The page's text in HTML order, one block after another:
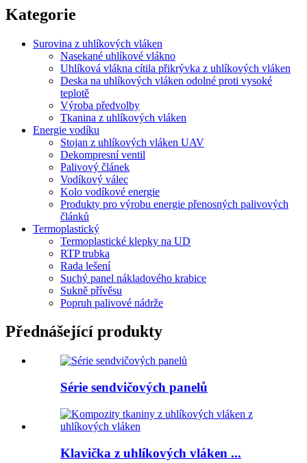
Kategorie
Surovina z uhlíkových vláken
Nasekané uhlíkové vlákno
Uhlíková vlákna cítila přikrývka z uhlíkových vláken
Deska na uhlíkových vláken odolné proti vysoké
teplotě
Výroba předvolby
Tkanina z uhlíkových vláken
Energie vodíku
Stojan z uhlíkových vláken UAV
Dekompresní ventil
Palivový článek
Vodíkový válec
Kolo vodíkové energie
Produkty pro výrobu energie přenosných palivových
článků
Termoplastický
Termoplastické klepky na UD
RTP trubka
Rada lešení
Suchý panel nákladového krabice
Sukně přívěsu
Popruh palivové nádrže
Přednášející produkty
Série sendvičových panelů
Klavička z uhlíkových vláken ...